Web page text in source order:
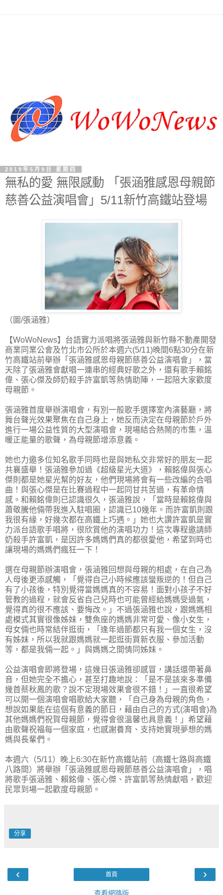
2019年5月9日 星期四
無私的愛 無限感動 「張涵雅感恩母親節
慈善公益演唱會」5/11新竹高鐵站登場
（圖/張涵雅）
【WoWoNews】台語實力派唱將張涵雅與新竹縣不動產開發
商業同業公會及竹北市公所於本週六(5/11)晚間6點30分在新
竹高鐵站前舉辦「張涵雅感恩母親節慈善公益演唱會」，當
天除了張涵雅會獻唱一連串的經典好歌之外，還有歌手賴銘
偉、張心傑及師奶殺手許富凱等熱情助陣，一起陪大家歡度
母親節。
張涵雅首度舉辦演唱會，有別一般歌手選擇室內演藝廳，將
舞台聲光效果聚焦在自己身上，她反而決定在母親節於戶外
進行一場公益性質的大型演唱會，現場結合熱鬧的市集，溫
暖正能量的歌聲，為母親節增添意義。
她也力邀多位知名歌手同時也是與她私交非常好的朋友一起
共襄盛舉！張涵雅參加過《超級星光大道》，賴銘偉與張心
傑則都是她星光幫的好友，他們現場將會有一些改編的合唱
曲！與張心傑是在比賽過程中一起同甘共苦過，有革命情
感。和賴銘偉則已認識很久，張涵雅說，「當時是賴銘偉與
蕭敬騰他倆帶我進入駐唱圈，認識已10幾年。而許富凱則跟
我很有緣，好幾次都在高鐵上巧遇。」她也大讚許富凱是實
力派台語歌手唱將，很欣賞他的演唱功力！這次專程邀請師
奶殺手許富凱，是因許多媽媽們真的都很愛他，希望到時也
讓現場的媽媽們瘋狂一下！
選在母親節辦演唱會，張涵雅回想與母親的相處，在自己為
人母後更添感觸，「覺得自己小時候應該蠻叛逆的！但自己
有了小孩後，特別覺得當媽媽真的不容易！面對小孩子不好
管教的過程，就會反省自己兒時也可能曾經給媽媽受過氣，
覺得真的很不應該、要悔改。」不過張涵雅也說，跟媽媽相
處模式其實很像姊妹，雙魚座的媽媽非常可愛、像小女生，
母女倆也時常結伴逛街，「逢年過節都只有我一個女生，沒
有姊妹，所以我就跟媽媽就一起逛街買新衣服、參加活動
等，都是我倆一起。」與媽媽之間情同姊妹。
公益演唱會即將登場，這幾日張涵雅卻感冒，講話還帶著鼻
音，但她完全不擔心，甚至打趣地說：「是不是該來多準備
幾首蔡秋鳳的歌？說不定現場效果會很不錯！」一直很希望
可以開一個演唱會唱歌給大家聽，「自己身為母親的角色，
想說如果能在這個有意義的節日，藉由自己的方式(演唱會)為
其他媽媽們祝賀母親節，覺得會很溫馨也具意義！」希望藉
由歌聲祝福每一個家庭，也感謝養育、支持她實現夢想的媽
媽與長輩們。
本週六（5/11）晚上6:30在新竹高鐵站前（高鐵七路與高鐵
八路間）將舉辦「張涵雅感恩母親節慈善公益演唱會」，唱
將歌手張涵雅、賴銘偉、張心傑、許富凱等熱情獻唱，歡迎
民眾到場一起歡度母親節。
分享
‹ ›
首頁